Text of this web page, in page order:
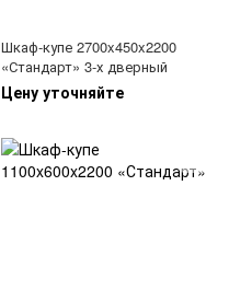
Шкаф-купе 2700x450x2200
«Стандарт» 3-х дверный
Цену уточняйте